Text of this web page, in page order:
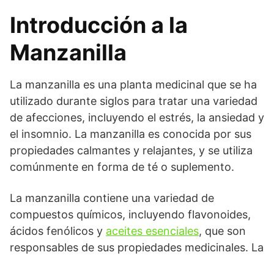
Introducción a la
Manzanilla
La manzanilla es una planta medicinal que se ha
utilizado durante siglos para tratar una variedad
de afecciones, incluyendo el estrés, la ansiedad y
el insomnio. La manzanilla es conocida por sus
propiedades calmantes y relajantes, y se utiliza
comúnmente en forma de té o suplemento.
La manzanilla contiene una variedad de
compuestos químicos, incluyendo flavonoides,
ácidos fenólicos y aceites esenciales, que son
responsables de sus propiedades medicinales. La